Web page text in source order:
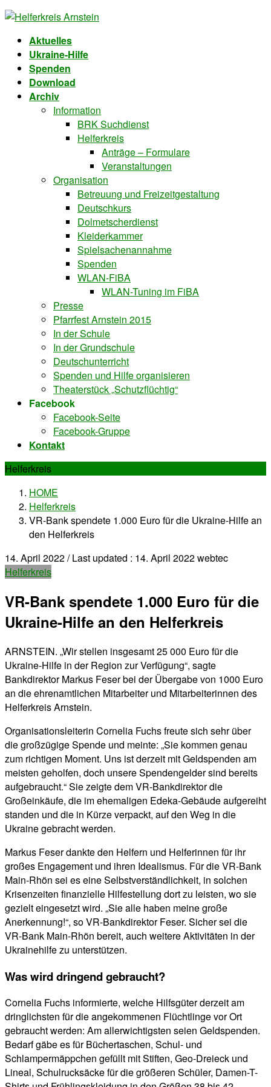
Skip
content
Skip
Navigation
Aktuelles
Ukraine-Hilfe
Spenden
Download
Archiv
Information
BRK Suchdienst
Helferkreis
Anträge – Formulare
Veranstaltungen
Organisation
Betreuung und Freizeitgestaltung
Deutschkurs
Dolmetscherdienst
Kleiderkammer
Spielsachenannahme
Spenden
WLAN-FiBA
WLAN-Tuning im FiBA
Presse
Pfarrfest Arnstein 2015
In der Schule
In der Grundschule
Deutschunterricht
Spenden und Hilfe organisieren
Theaterstück „Schutzflüchtig“
Facebook
Facebook-Seite
Facebook-Gruppe
Kontakt
Helferkreis
HOME
Helferkreis
VR-Bank spendete 1.000 Euro für die Ukraine-Hilfe an
den Helferkreis
14. April 2022/ Last updated : 14. April 2022webtec
Helferkreis
VR-Bank spendete 1.000 Euro für die
Ukraine-Hilfe an den Helferkreis
ARNSTEIN. „Wir stellen insgesamt 25 000 Euro für die
Ukraine-Hilfe in der Region zur Verfügung“, sagte
Bankdirektor Markus Feser bei der Übergabe von 1000 Euro
an die ehrenamtlichen Mitarbeiter und Mitarbeiterinnen des
Helferkreis Arnstein.
Organisationsleiterin Cornelia Fuchs freute sich sehr über
die großzügige Spende und meinte: „Sie kommen genau
zum richtigen Moment. Uns ist derzeit mit Geldspenden am
meisten geholfen, doch unsere Spendengelder sind bereits
aufgebraucht.“ Sie zeigte dem VR-Bankdirektor die
Großeinkäufe, die im ehemaligen Edeka-Gebäude aufgereiht
standen und die in Kürze verpackt, auf den Weg in die
Ukraine gebracht werden.
Markus Feser dankte den Helfern und Helferinnen für ihr
großes Engagement und ihren Idealismus. Für die VR-Bank
Main-Rhön sei es eine Selbstverständlichkeit, in solchen
Krisenzeiten finanzielle Hilfestellung dort zu leisten, wo sie
gezielt eingesetzt wird. „Sie alle haben meine große
Anerkennung!“, so VR-Bankdirektor Feser. Sicher sei die
VR-Bank Main-Rhön bereit, auch weitere Aktivitäten in der
Ukrainehilfe zu unterstützen.
Was wird dringend gebraucht?
Cornelia Fuchs informierte, welche Hilfsgüter derzeit am
dringlichsten für die angekommenen Flüchtlinge vor Ort
gebraucht werden: Am allerwichtigsten seien Geldspenden.
Bedarf gäbe es für Büchertaschen, Schul- und
Schlampermäppchen gefüllt mit Stiften, Geo-Dreieck und
Lineal, Schulrucksäcke für die größeren Schüler, Damen-T-